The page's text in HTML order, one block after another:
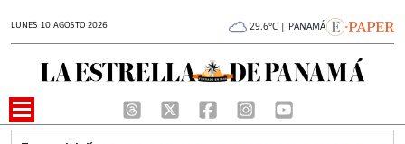
LUNES 10 AGOSTO 2026 29.6°C | PANAMÁ